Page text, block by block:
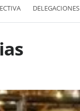
DELEGACIONES